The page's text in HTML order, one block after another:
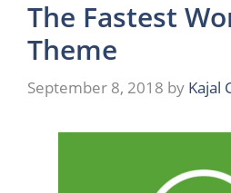
The Fastest
Theme
September 8, 2018 by Kajal